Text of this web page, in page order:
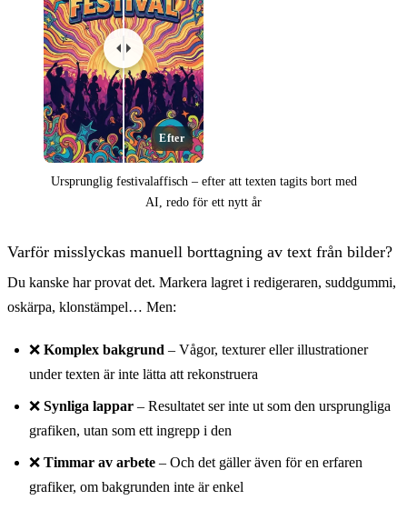
Efter
Ursprunglig festivalaffisch – efter att texten tagits bort med
AI, redo för ett nytt år
Varför misslyckas manuell borttagning av text från bilder?
Du kanske har provat det. Markera lagret i redigeraren, suddgummi,
oskärpa, klonstämpel… Men:
❌ Komplex bakgrund – Vågor, texturer eller illustrationer
under texten är inte lätta att rekonstruera
❌ Synliga lappar – Resultatet ser inte ut som den ursprungliga
grafiken, utan som ett ingrepp i den
❌ Timmar av arbete – Och det gäller även för en erfaren
grafiker, om bakgrunden inte är enkel